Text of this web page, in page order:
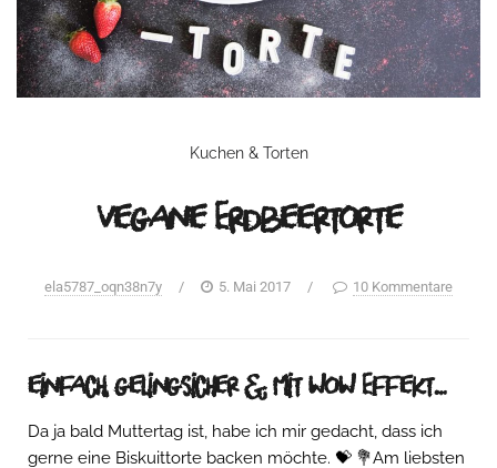
Kuchen & Torten
Vegane Erdbeertorte
ela5787_oqn38n7y / 5. Mai 2017 / 10 Kommentare
einfach, gelingsicher & mit WoW Effekt…
Da ja bald Muttertag ist, habe ich mir gedacht, dass ich
gerne eine Biskuittorte backen möchte. 💝 💐Am liebsten